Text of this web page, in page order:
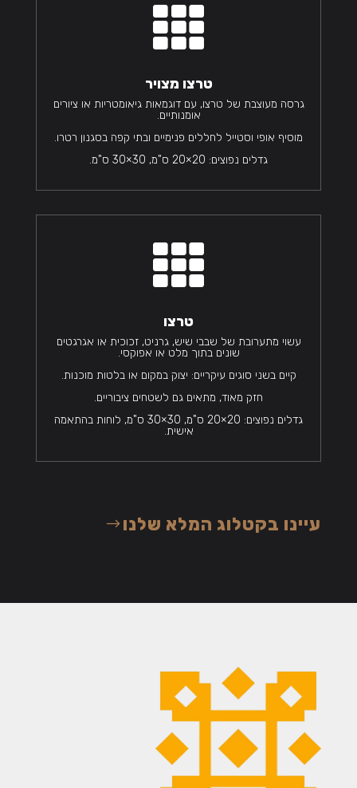

טרצו מצויר
גרסה מעוצבת של טרצו, עם דוגמאות גיאומטריות או ציורים
אומנותיים.
מוסיף אופי וסטייל לחללים פנימיים ובתי קפה בסגנון רטרו.
גדלים נפוצים: 20×20 ס"מ, 30×30 ס"מ.

טרצו
עשוי מתערובת של שבבי שיש, גרניט, זכוכית או אגרגטים
שונים בתוך מלט או אפוקסי.
קיים בשני סוגים עיקריים: יצוק במקום או בלטות מוכנות.
חזק מאוד, מתאים גם לשטחים ציבוריים.
גדלים נפוצים: 20×20 ס"מ, 30×30 ס"מ, לוחות בהתאמה
אישית.
עיינו בקטלוג המלא שלנו